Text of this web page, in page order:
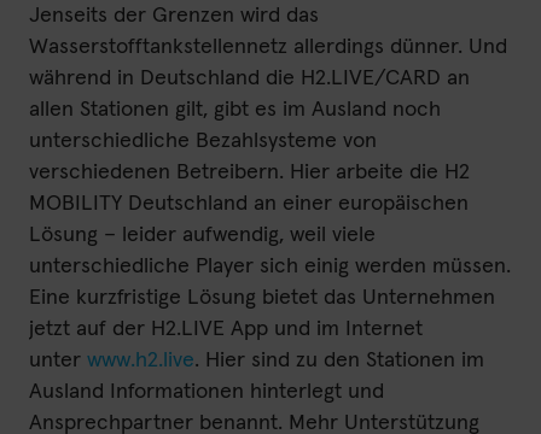
Jenseits der Grenzen wird das
Wasserstofftankstellennetz allerdings dünner. Und
während in Deutschland die H2.LIVE/CARD an
allen Stationen gilt, gibt es im Ausland noch
unterschiedliche Bezahlsysteme von
verschiedenen Betreibern. Hier arbeite die H2
MOBILITY Deutschland an einer europäischen
Lösung – leider aufwendig, weil viele
unterschiedliche Player sich einig werden müssen.
Eine kurzfristige Lösung bietet das Unternehmen
jetzt auf der H2.LIVE App und im Internet
unter www.h2.live. Hier sind zu den Stationen im
Ausland Informationen hinterlegt und
Ansprechpartner benannt. Mehr Unterstützung